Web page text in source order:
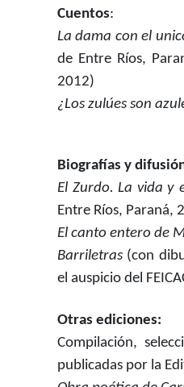
Cuentos:
La dama con el
de Entre Ríos,
2012)
¿Los zulúes son
Biografías y
El Zurdo. La vida y
Entre Ríos, Paraná,
El canto entero de
Barriletras (con
el auspicio del
Otras ediciones:
Compilación,
publicadas por la